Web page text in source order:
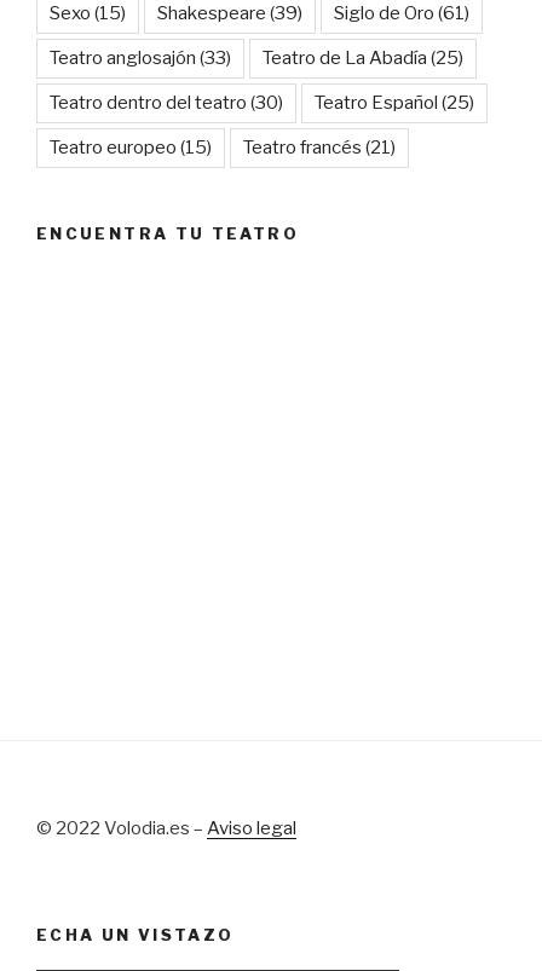
Sexo (15) Shakespeare (39) Siglo de Oro (61)
Teatro anglosajón (33) Teatro de La Abadía (25)
Teatro dentro del teatro (30) Teatro Español (25)
Teatro europeo (15) Teatro francés (21)
ENCUENTRA TU TEATRO
© 2022 Volodia.es – Aviso legal
ECHA UN VISTAZO